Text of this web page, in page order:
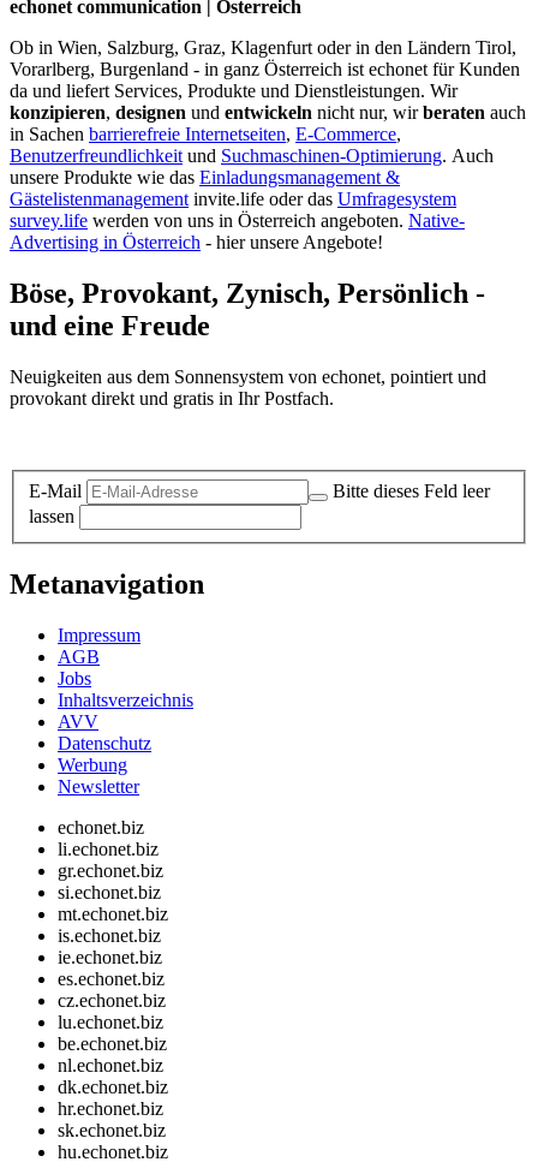
echonet communication | Österreich
Ob in Wien, Salzburg, Graz, Klagenfurt oder in den Ländern Tirol,
Vorarlberg, Burgenland - in ganz Österreich ist echonet für Kunden
da und liefert Services, Produkte und Dienstleistungen. Wir
konzipieren, designen und entwickeln nicht nur, wirberaten auch
in Sachen barrierefreie Internetseiten, E-Commerce,
Benutzerfreundlichkeit und Suchmaschinen-Optimierung. Auch
unsere Produkte wie das Einladungsmanagement &
Gästelistenmanagement invite.life oder das Umfragesystem
survey.life werden von uns in Österreich angeboten. Native-
Advertising in Österreich - hier unsere Angebote!
Böse, Provokant, Zynisch, Persönlich -
und eine Freude
Neuigkeiten aus dem Sonnensystem von echonet, pointiert und
provokant direkt und gratis in Ihr Postfach.
E-Mail
Bitte dieses Feld leer
lassen
Metanavigation
Impressum
AGB
Jobs
Inhaltsverzeichnis
AVV
Datenschutz
Werbung
Newsletter
echonet.biz
li.echonet.biz
gr.echonet.biz
si.echonet.biz
mt.echonet.biz
is.echonet.biz
ie.echonet.biz
es.echonet.biz
cz.echonet.biz
lu.echonet.biz
be.echonet.biz
nl.echonet.biz
dk.echonet.biz
hr.echonet.biz
sk.echonet.biz
hu.echonet.biz